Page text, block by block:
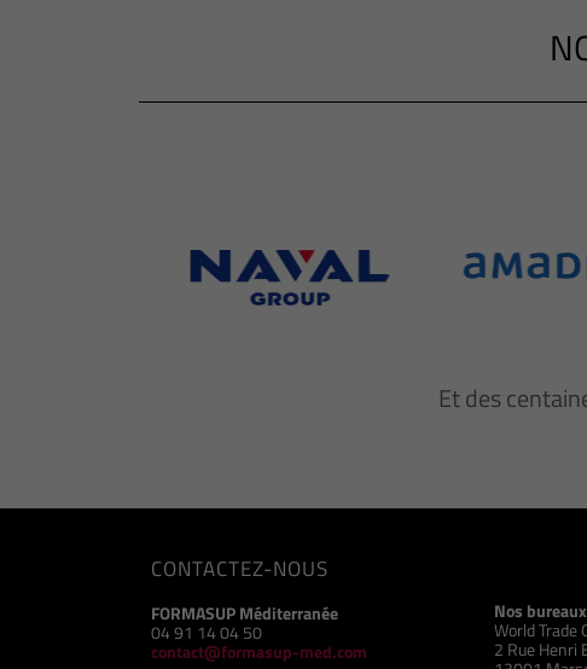
Et des
CONTACTEZ-NOUS
FORMASUP Méditerranée
04 91 14 04 50
contact@formasup-med.com
Nos
World Trade
2 Rue Henri